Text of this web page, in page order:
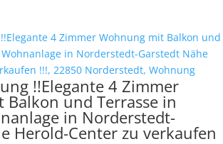
!!Elegante 4 Zimmer
und Terrasse in
in Norderstedt-
Herold-Center zu verkaufen